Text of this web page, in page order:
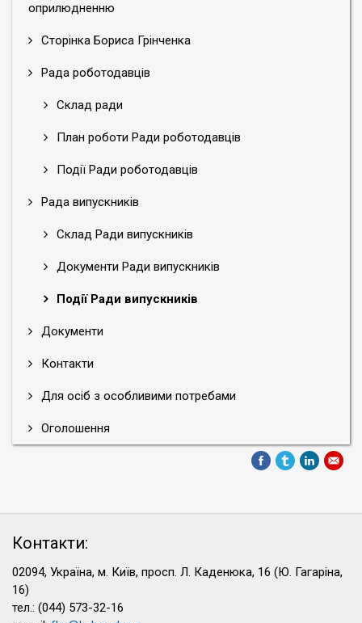
оприлюдненню
Сторінка Бориса Грінченка
Рада роботодавців
Склад ради
План роботи Ради роботодавців
Події Ради роботодавців
Рада випускників
Склад Ради випускників
Документи Ради випускників
Події Ради випускників
Документи
Контакти
Для осіб з особливими потребами
Оголошення
Контакти:
02094, Україна, м. Київ, просп. Л. Каденюка, 16 (Ю. Гагаріна,
16)
тел.: (044) 573-32-16